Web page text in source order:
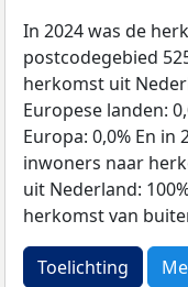
In 2024 was de
postcodegebied
herkomst uit
Europese landen:
Europa: 0,0% En in
inwoners naar
uit Nederland:
herkomst van
Toelichting